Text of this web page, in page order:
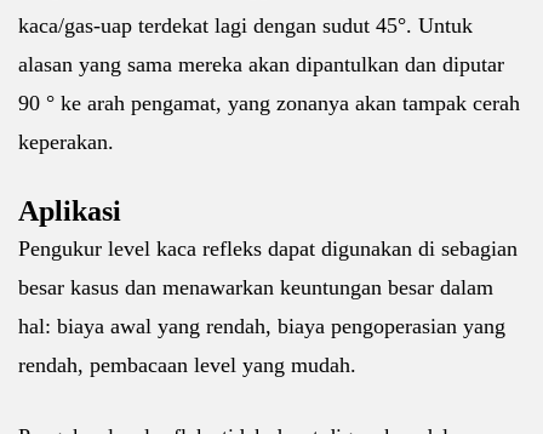
kaca/gas-uap terdekat lagi dengan sudut 45°. Untuk
alasan yang sama mereka akan dipantulkan dan diputar
90 ° ke arah pengamat, yang zonanya akan tampak cerah
keperakan.
Aplikasi
Pengukur level kaca refleks dapat digunakan di sebagian
besar kasus dan menawarkan keuntungan besar dalam
hal: biaya awal yang rendah, biaya pengoperasian yang
rendah, pembacaan level yang mudah.